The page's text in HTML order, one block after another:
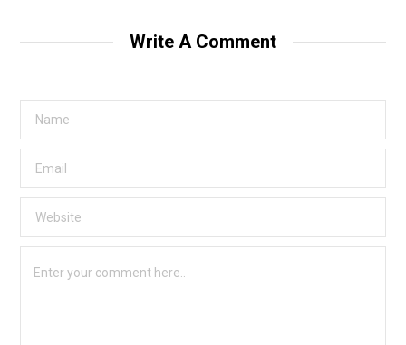
Write A Comment